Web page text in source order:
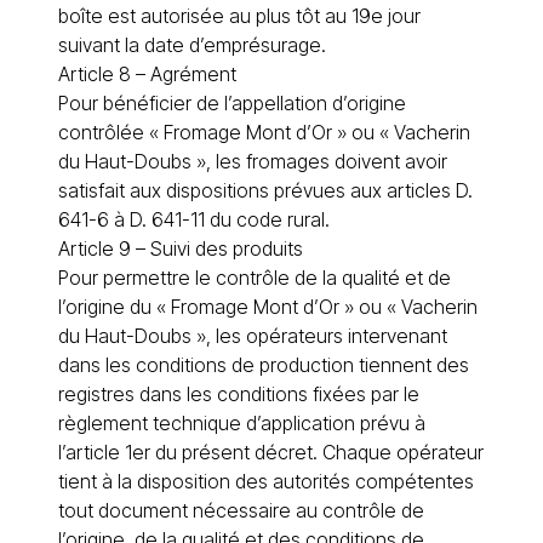
boîte est autorisée au plus tôt au 19e jour
suivant la date d’emprésurage.
Article 8 – Agrément
Pour bénéficier de l’appellation d’origine
contrôlée « Fromage Mont d’Or » ou « Vacherin
du Haut-Doubs », les fromages doivent avoir
satisfait aux dispositions prévues aux articles D.
641-6 à D. 641-11 du code rural.
Article 9 – Suivi des produits
Pour permettre le contrôle de la qualité et de
l’origine du « Fromage Mont d’Or » ou « Vacherin
du Haut-Doubs », les opérateurs intervenant
dans les conditions de production tiennent des
registres dans les conditions fixées par le
règlement technique d’application prévu à
l’article 1er du présent décret. Chaque opérateur
tient à la disposition des autorités compétentes
tout document nécessaire au contrôle de